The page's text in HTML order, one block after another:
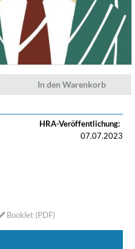
In den Warenkorb
HRA-Veröffentlichung:
07.07.2023
Booklet (PDF)